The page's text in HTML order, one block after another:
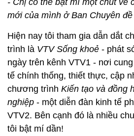
- Chị có thể bật mí một chút về
mới của mình ở Ban Chuyên
Hiện nay tôi tham gia dẫn dắt
trình là VTV Sống khoẻ - phát
ngày trên kênh VTV1 - nơi
tế chính thống, thiết thực, cập
chương trình Kiến tạo và đồng
nghiệp - một diễn đàn kinh tế
VTV2. Bên cạnh đó là nhiều
tôi bật mí dần!